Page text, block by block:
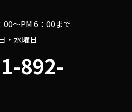
00～PM 6：00まで
・水曜日
892-